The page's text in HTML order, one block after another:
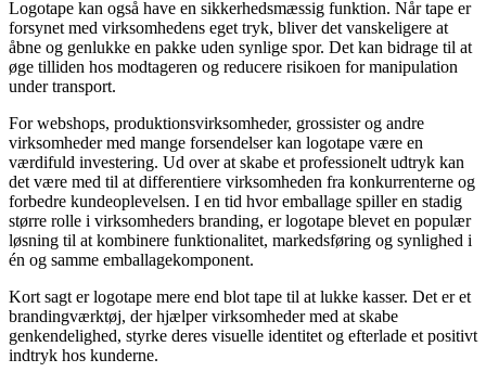
Logotape kan også have en sikkerhedsmæssig funktion. Når tape er
forsynet med virksomhedens eget tryk, bliver det vanskeligere at
åbne og genlukke en pakke uden synlige spor. Det kan bidrage til at
øge tilliden hos modtageren og reducere risikoen for manipulation
under transport.
For webshops, produktionsvirksomheder, grossister og andre
virksomheder med mange forsendelser kan logotape være en
værdifuld investering. Ud over at skabe et professionelt udtryk kan
det være med til at differentiere virksomheden fra konkurrenterne og
forbedre kundeoplevelsen. I en tid hvor emballage spiller en stadig
større rolle i virksomheders branding, er logotape blevet en populær
løsning til at kombinere funktionalitet, markedsføring og synlighed i
én og samme emballagekomponent.
Kort sagt er logotape mere end blot tape til at lukke kasser. Det er et
brandingværktøj, der hjælper virksomheder med at skabe
genkendelighed, styrke deres visuelle identitet og efterlade et positivt
indtryk hos kunderne.